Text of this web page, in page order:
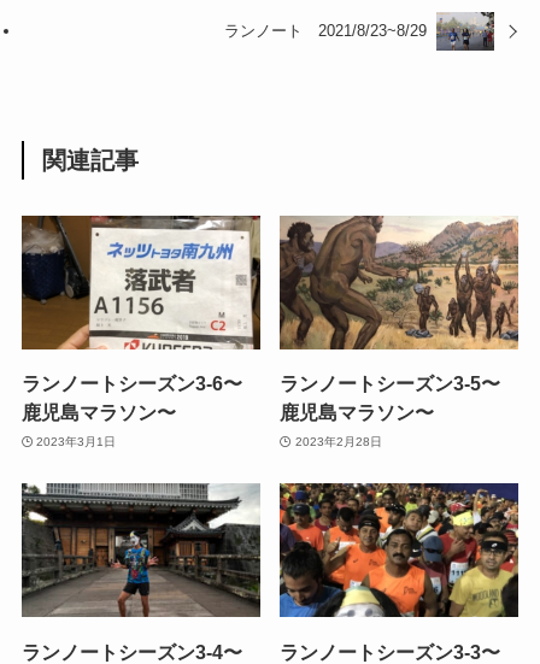
ランノート 2021/8/23~8/29
関連記事
ランノートシーズン3-6〜
鹿児島マラソン〜
2023年3月1日
ランノートシーズン3-5〜
鹿児島マラソン〜
2023年2月28日
ランノートシーズン3-4〜
ランノートシーズン3-3〜